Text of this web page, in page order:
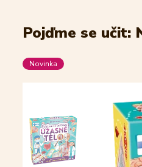
Pojďme se učit:
Novinka